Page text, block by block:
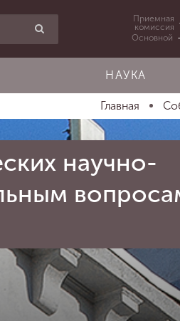
Приемная
комиссия
Основной
НАУКА
Главная
научно-